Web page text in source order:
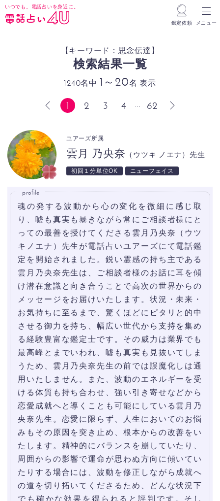
いつでも。電話占いを身近に。
メニュー
鑑定依頼
【キーワード：思念伝達】
検索結果一覧
1240名中 1～20名 表示
1 2 3 4 ... 62
雲月 乃央奈 （ウツキ ノエナ）先生
ユアーズ所属
初回１分単位OK ニューフェイス
profile
魂の発する波動から心の変化を微細に感じ取
り、嘘も真実も暴きながら常にご相談者様にと
っての最善を授けてくださる雲月乃央奈（ウツ
キノエナ）先生が電話占いユアーズにて電話鑑
定を開始されました。鋭い霊感の持ち主である
雲月乃央奈先生は、ご相談者様のお話に耳を傾
け潜在意識と向き合うことで高次の世界からの
メッセージをお届けいたします。状況・未来・
お気持ちに至るまで、驚くほどにピタリと的中
させる御力を持ち、幅広い世代から支持を集め
る経験豊富な鑑定士です。その威力は業界でも
最高峰とまでいわれ、嘘も真実も見抜いてしま
うため、雲月乃央奈先生の前では誤魔化しは通
用いたしません。また、波動のエネルギーを受
ける体質も持ち合わせ、強い引き寄せなどから
恋愛成就へと導くことも可能にしている雲月乃
央奈先生。恋愛に限らず、人生においてのお悩
みもその原因を突き止め、根本からの改善をい
たします。精神的にバランスを崩していたり、
周囲からの影響で運命が思わぬ方向に傾いてい
たりする場合には、波動を修正しながら成就へ
の道を切り拓いてくださるため、どんな状況下
でも確かな効果を得られると評判です。そし